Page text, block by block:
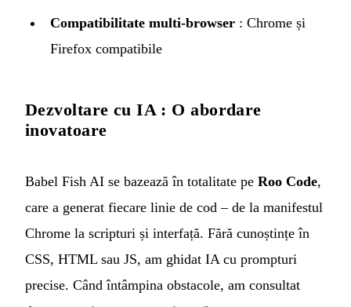
Compatibilitate multi-browser : Chrome și
Firefox compatibile
Dezvoltare cu IA : O abordare
inovatoare
Babel Fish AI se bazează în totalitate pe Roo Code,
care a generat fiecare linie de cod – de la manifestul
Chrome la scripturi și interfață. Fără cunoștințe în
CSS, HTML sau JS, am ghidat IA cu prompturi
precise. Când întâmpina obstacole, am consultat